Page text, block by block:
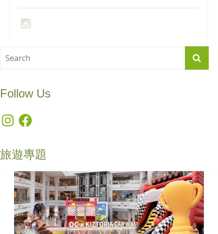
Follow Us
InstagramFacebook
旅遊專題